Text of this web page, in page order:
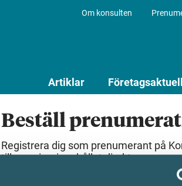
Om konsulten
Artiklar
Beställ
Registrera dig som prenumerant på
till premiuminnehållet direkt.